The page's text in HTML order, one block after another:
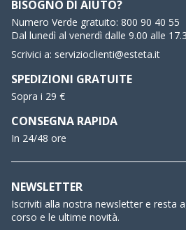
BISOGNO DI AIUTO?
Numero Verde gratuito: 800 90 40 55
Dal lunedì al venerdì dalle 9.00 alle
Scrivici a: servizioclienti@esteta.it
SPEDIZIONI GRATUITE
Sopra i 29 €
CONSEGNA RAPIDA
In 24/48 ore
NEWSLETTER
Iscriviti alla nostra newsletter e resta
corso e le ultime novità.